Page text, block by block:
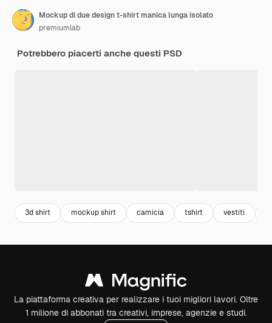
Mockup di due design t-shirt manica lunga isolato
premiumlab
Potrebbero piacerti anche questi PSD
3d shirt mockup shirt camicia tshirt vestiti
La piattaforma creativa per realizzare i tuoi migliori lavori. Oltre
1 milione di abbonati tra creativi, imprese, agenzie e studi.